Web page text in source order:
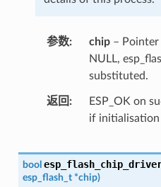
参数 chip– Pointer
NULL,
substituted.
返回
ESP_OK on
if initialisation
bool
esp_flash_t *chip)